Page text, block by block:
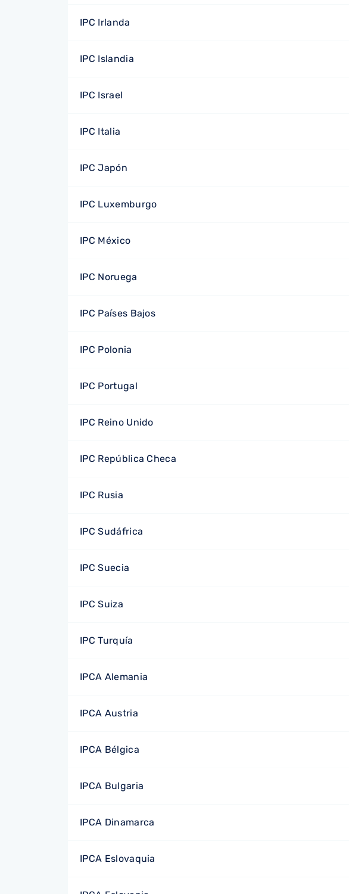
IPC Irlanda
IPC Islandia
IPC Israel
IPC Italia
IPC Japón
IPC Luxemburgo
IPC México
IPC Noruega
IPC Países Bajos
IPC Polonia
IPC Portugal
IPC Reino Unido
IPC República Checa
IPC Rusia
IPC Sudáfrica
IPC Suecia
IPC Suiza
IPC Turquía
IPCA Alemania
IPCA Austria
IPCA Bélgica
IPCA Bulgaria
IPCA Dinamarca
IPCA Eslovaquia